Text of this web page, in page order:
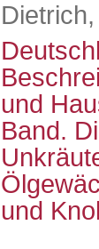
und
Band.
und